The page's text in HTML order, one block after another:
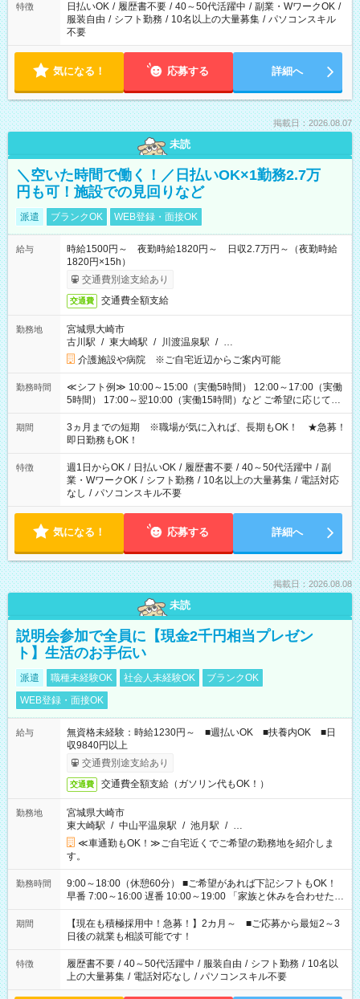
特徴 日払いOK / 履歴書不要 / 40～50代活躍中 / 副業・WワークOK /
服装自由 / シフト勤務 / 10名以上の大量募集 / パソコンスキル
不要
気になる！ 応募する 詳細へ
掲載日：2026.08.07
未読
＼空いた時間で働く！／日払いOK×1勤務2.7万
円も可！施設での見回りなど
派遣 ブランクOK WEB登録・面接OK
給与
時給1500円～ 夜勤時給1820円～ 日収2.7万円～（夜勤時給
1820円×15h）
交通費別途支給あり
交通費 交通費全額支給
勤務地
宮城県大崎市
古川駅 / 東大崎駅 / 川渡温泉駅 / …
介護施設や病院 ※ご自宅近辺からご案内可能
勤務時間
≪シフト例≫ 10:00～15:00（実働5時間） 12:00～17:00（実働
5時間） 17:00～翌10:00（実働15時間）など ご希望に応じて、
働く時間は調整できます！ お気軽に担当へ相談ください！
期間
3ヵ月までの短期 ※職場が気に入れば、長期もOK！ ★急募！
即日勤務もOK！
特徴 週1日からOK / 日払いOK / 履歴書不要 / 40～50代活躍中 / 副
業・WワークOK / シフト勤務 / 10名以上の大量募集 / 電話対応
なし / パソコンスキル不要
気になる！ 応募する 詳細へ
掲載日：2026.08.08
未読
説明会参加で全員に【現金2千円相当プレゼン
ト】生活のお手伝い
派遣 職種未経験OK 社会人未経験OK
ブランクOK
WEB登録・面接OK
給与
無資格未経験：時給1230円～ ■週払いOK ■扶養内OK ■日
収9840円以上
交通費別途支給あり
交通費 交通費全額支給（ガソリン代もOK！）
勤務地
宮城県大崎市
東大崎駅 / 中山平温泉駅 / 池月駅 / …
≪車通勤もOK！≫ご自宅近くでご希望の勤務地を紹介しま
す。
勤務時間
9:00～18:00（休憩60分） ■ご希望があれば下記シフトもOK！
早番 7:00～16:00 遅番 10:00～19:00 「家族と休みを合わせた
い」 「余裕を持って夕飯の準備がしたい」 「できれば残業はし
たくない」 など、ご希望を教えてくださいね。 ※Wワーク希望
の方へ 今ご覧のお仕事で希望する勤務時間と、もう1つのお仕事
の勤務時間。 合計で週40時間を超える場合は応募できません。
期間
【現在も積極採用中！急募！】2カ月～ ■ご応募から最短2～3
日後の就業も相談可能です！
特徴 履歴書不要 / 40～50代活躍中 / 服装自由 / シフト勤務 / 10名以
上の大量募集 / 電話対応なし / パソコンスキル不要